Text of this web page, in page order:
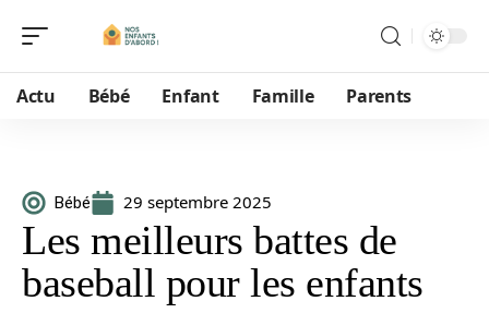
Actu Bébé Enfant Famille Parents
Bébé 29 septembre 2025
Les meilleurs battes de
baseball pour les enfants